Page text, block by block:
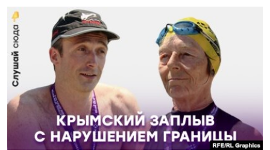
пошуку
ІНТЕРВ'Ю
ВСЕ ЗА ДЕНЬ
СПЕЦПРОЕКТИ
ДЕПОРТАЦІЯ
ВІДЕОУРОКИ «ELIFBE»
СВІДЧЕННЯ ОКУПАЦІЇ
УКРАЇНСЬКА ПРОБЛЕМА КРИМУ
ЯК ОБІЙТИ БЛОКУВАННЯ
Русский
Qırımtatar